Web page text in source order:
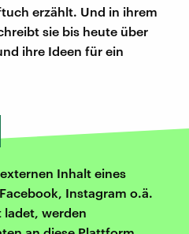
erzählt. Und in ihrem
sie bis heute über
ihre Ideen für ein
Inhalt eines
Instagram o.ä.
ladet, werden